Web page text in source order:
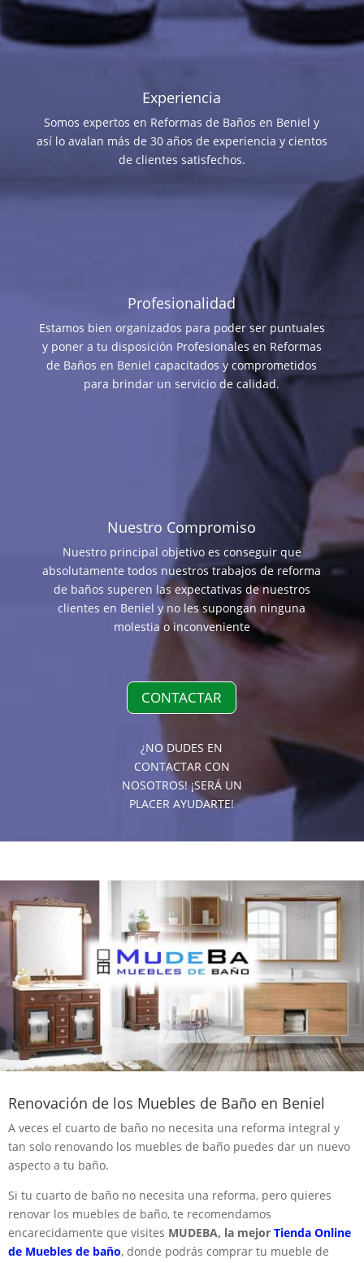
Experiencia
Somos expertos en Reformas de Baños en Beniel y
así lo avalan más de 30 años de experiencia y cientos
de clientes satisfechos.
Profesionalidad
Estamos bien organizados para poder ser puntuales
y poner a tu disposición Profesionales en Reformas
de Baños en Beniel capacitados y comprometidos
para brindar un servicio de calidad.
Nuestro Compromiso
Nuestro principal objetivo es conseguir que
absolutamente todos nuestros trabajos de reforma
de baños superen las expectativas de nuestros
clientes en Beniel y no les supongan ninguna
molestia o inconveniente
CONTACTAR
¿NO DUDES EN
CONTACTAR CON
NOSOTROS! ¡SERÁ UN
PLACER AYUDARTE!
Renovación de los Muebles de Baño en Beniel
A veces el cuarto de baño no necesita una reforma integral y
tan solo renovando los muebles de baño puedes dar un nuevo
aspecto a tu baño.
Si tu cuarto de baño no necesita una reforma, pero quieres
renovar los muebles de baño, te recomendamos
encarecidamente que visites MUDEBA, la mejor Tienda Online
de Muebles de baño, donde podrás comprar tu mueble de